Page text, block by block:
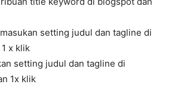
setting judul dan tagline di
x klik
setting judul dan tagline di
1x klik